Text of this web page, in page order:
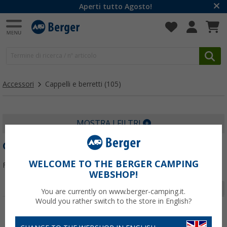
Aperti tutto Agosto!
Accessori Cappelli e berretti (105)
MOSTRA I FILTRI
CAPPELLI E BERRETTI
Filtrare per:
Pagina 1 da 4
-20% -20%
WELCOME TO THE BERGER CAMPING
WEBSHOP!
You are currently on www.berger-camping.it.
Would you rather switch to the store in English?